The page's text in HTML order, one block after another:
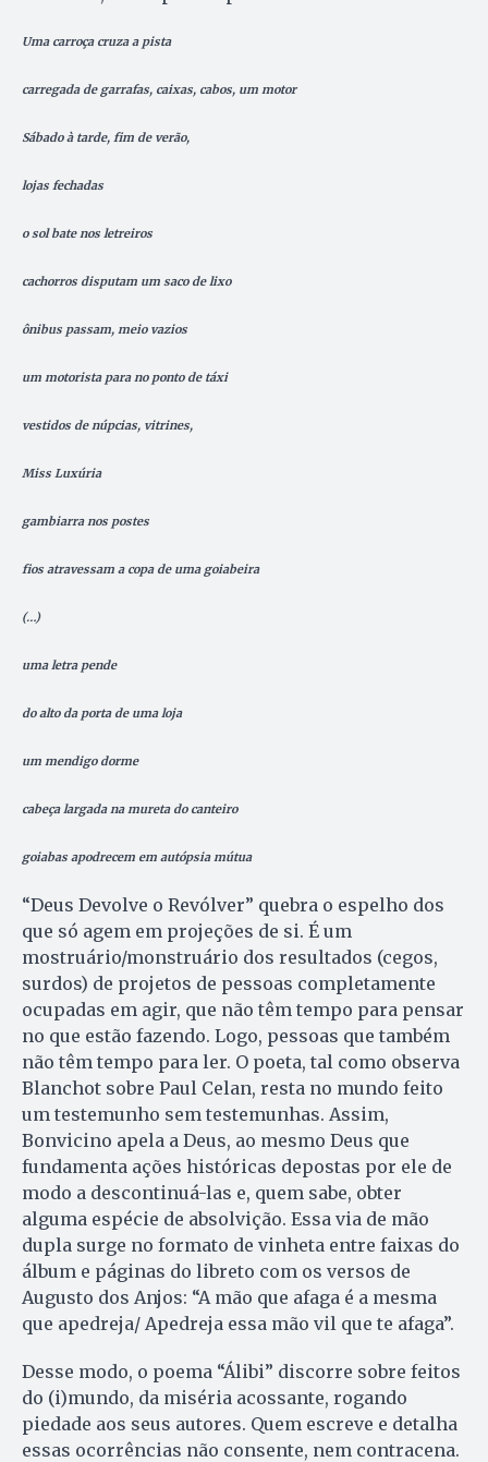
Uma carroça cruza a pista
carregada de garrafas, caixas, cabos, um motor
Sábado à tarde, fim de verão,
lojas fechadas
o sol bate nos letreiros
cachorros disputam um saco de lixo
ônibus passam, meio vazios
um motorista para no ponto de táxi
vestidos de núpcias, vitrines,
Miss Luxúria
gambiarra nos postes
fios atravessam a copa de uma goiabeira
(…)
uma letra pende
do alto da porta de uma loja
um mendigo dorme
cabeça largada na mureta do canteiro
goiabas apodrecem em autópsia mútua
“Deus Devolve o Revólver” quebra o espelho dos
que só agem em projeções de si. É um
mostruário/monstruário dos resultados (cegos,
surdos) de projetos de pessoas completamente
ocupadas em agir, que não têm tempo para pensar
no que estão fazendo. Logo, pessoas que também
não têm tempo para ler. O poeta, tal como observa
Blanchot sobre Paul Celan, resta no mundo feito
um testemunho sem testemunhas. Assim,
Bonvicino apela a Deus, ao mesmo Deus que
fundamenta ações históricas depostas por ele de
modo a descontinuá-las e, quem sabe, obter
alguma espécie de absolvição. Essa via de mão
dupla surge no formato de vinheta entre faixas do
álbum e páginas do libreto com os versos de
Augusto dos Anjos: “A mão que afaga é a mesma
que apedreja/ Apedreja essa mão vil que te afaga”.
Desse modo, o poema “Álibi” discorre sobre feitos
do (i)mundo, da miséria acossante, rogando
piedade aos seus autores. Quem escreve e detalha
essas ocorrências não consente, nem contracena.